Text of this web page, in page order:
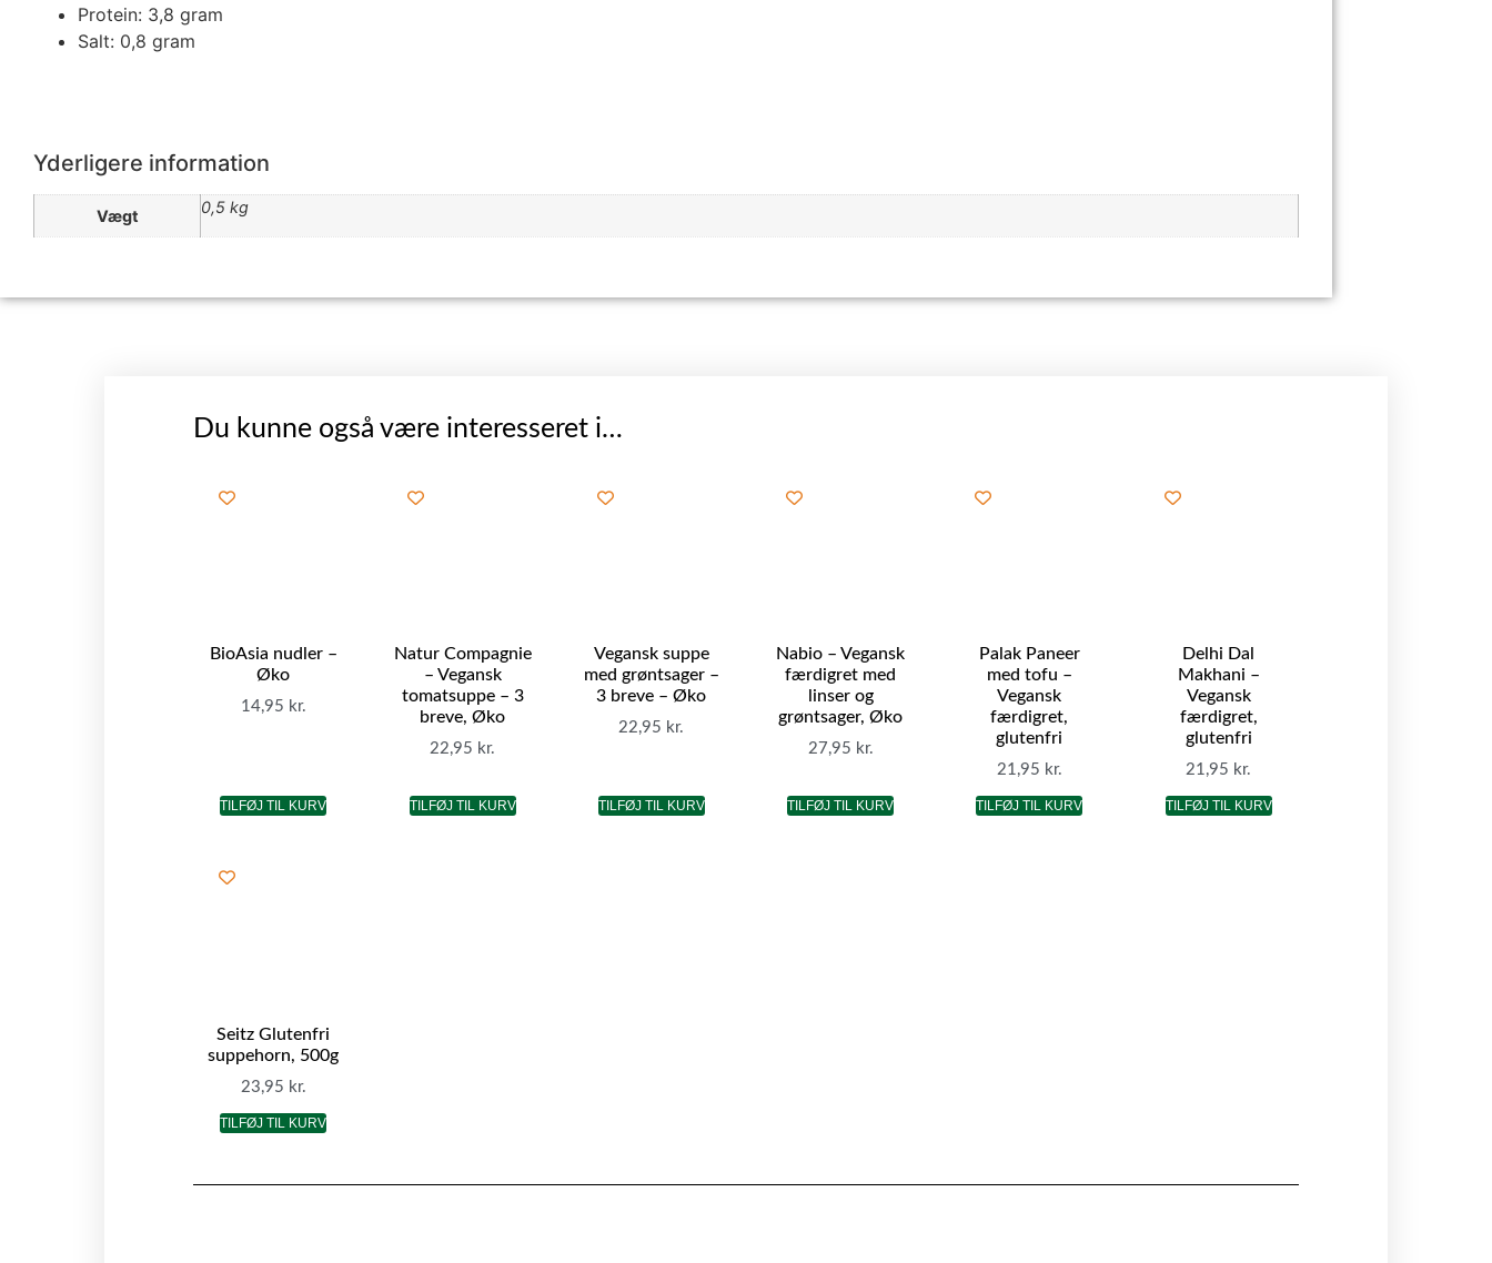
Protein: 3,8 gram
Salt: 0,8 gram
Yderligere information
Vægt 0,5 kg
Du kunne også være interesseret i…
BioAsia nudler –
Øko
14,95 kr.
TILFØJ TIL KURV
Natur Compagnie
– Vegansk
tomatsuppe – 3
breve, Øko
22,95 kr.
TILFØJ TIL KURV
Vegansk suppe
med grøntsager –
3 breve – Øko
22,95 kr.
TILFØJ TIL KURV
Nabio – Vegansk
færdigret med
linser og
grøntsager, Øko
27,95 kr.
TILFØJ TIL KURV
Palak Paneer
med tofu –
Vegansk
færdigret,
glutenfri
21,95 kr.
TILFØJ TIL KURV
Delhi Dal
Makhani –
Vegansk
færdigret,
glutenfri
21,95 kr.
TILFØJ TIL KURV
Seitz Glutenfri
suppehorn, 500g
23,95 kr.
TILFØJ TIL KURV